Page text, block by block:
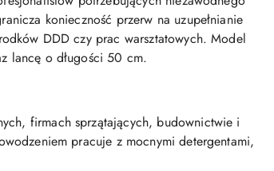
konieczność przerw na uzupełnianie
DDD czy prac warsztatowych. Model
lancę o długości 50 cm.
firmach sprzątających, budownictwie i
pracuje z mocnymi detergentami,